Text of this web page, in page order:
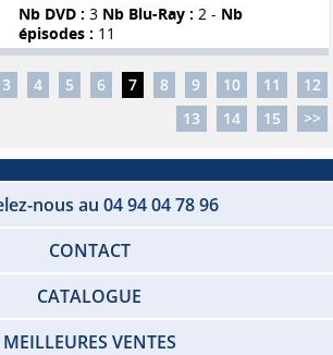
Nb DVD : 3 Nb Blu-Ray : 2 - Nb
épisodes : 11
3 4 5 6 7 8 9 10 11
12
13
14 15 >>
nous au 04 94 04 78 96
CONTACT
CATALOGUE
MEILLEURES VENTES